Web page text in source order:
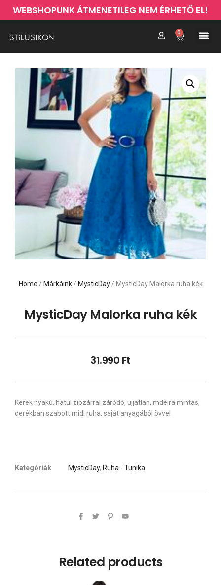
WEBSHOPUNK ÁTMENETILEG NEM ÉRHETŐ EL!
0
Home / Márkáink/ MysticDay/ MysticDay Malorka ruha kék
MysticDay Malorka ruha kék
31.990 Ft
Kerek nyakú, hátul zipzárral záródó, ujjatlan, mdeira mintás,
derékban szabott midi ruha, saját anyagából övvel
Kategóriák MysticDay, Ruha - Tunika
Related products